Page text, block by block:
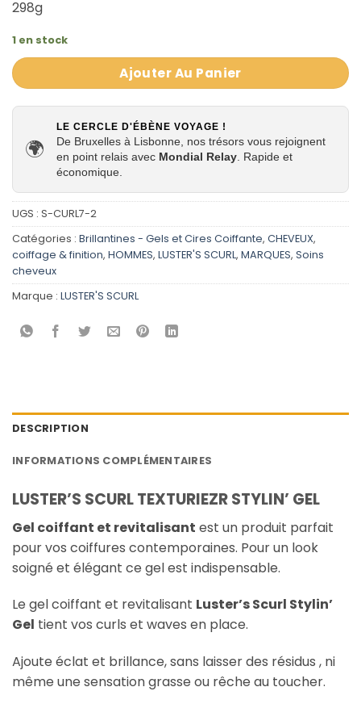
298g
1 en stock
Ajouter Au Panier
🌍
LE CERCLE D'ÉBÈNE VOYAGE !
De Bruxelles à Lisbonne, nos trésors vous rejoignent
en point relais avec Mondial Relay . Rapide et
économique.
UGS : S-CURL7-2
Catégories : Brillantines - Gels et Cires Coiffante, CHEVEUX,
coiffage & finition, HOMMES, LUSTER'S SCURL, MARQUES, Soins
cheveux
Marque : LUSTER'S SCURL
DESCRIPTION
INFORMATIONS COMPLÉMENTAIRES
LUSTER’S SCURL TEXTURIEZR STYLIN’ GEL
Gel coiffant et revitalisant est un produit parfait
pour vos coiffures contemporaines. Pour un look
soigné et élégant ce gel est indispensable.
Le gel coiffant et revitalisant Luster’s Scurl Stylin’
Gel tient vos curls et waves en place.
Ajoute éclat et brillance, sans laisser des résidus , ni
même une sensation grasse ou rêche au toucher.